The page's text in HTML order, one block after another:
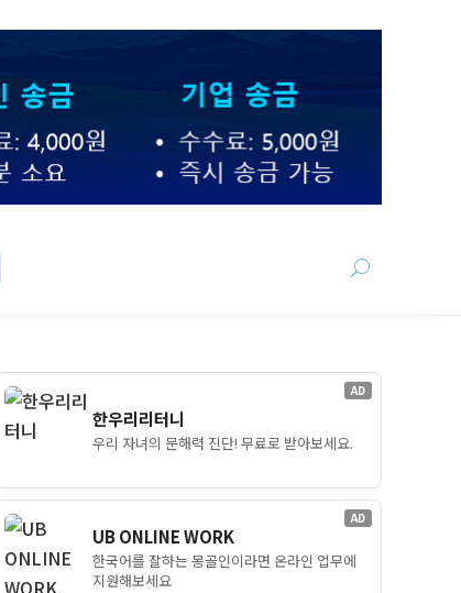
AD
한우리리터니
우리 자녀의 문해력 진단! 무료로 받아보세요.
AD
UB ONLINE WORK
한국어를 잘하는 몽골인이라면 온라인 업무에
지원해보세요